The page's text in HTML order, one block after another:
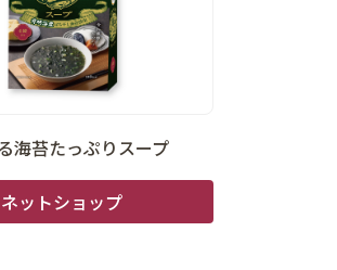
海苔たっぷりスープ
ネットショップ